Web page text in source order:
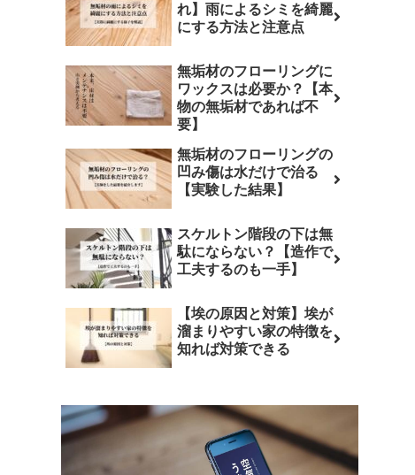
れ】雨によるシミを綺麗
にする方法と注意点
無垢材のフローリングに
ワックスは必要か？【本
物の無垢材であれば不
要】
無垢材のフローリングの
凹み傷は水だけで治る
【実験した結果】
スケルトン階段の下は無
駄にならない？【造作で
工夫するのも一手】
【埃の原因と対策】埃が
溜まりやすい家の特徴を
知れば対策できる